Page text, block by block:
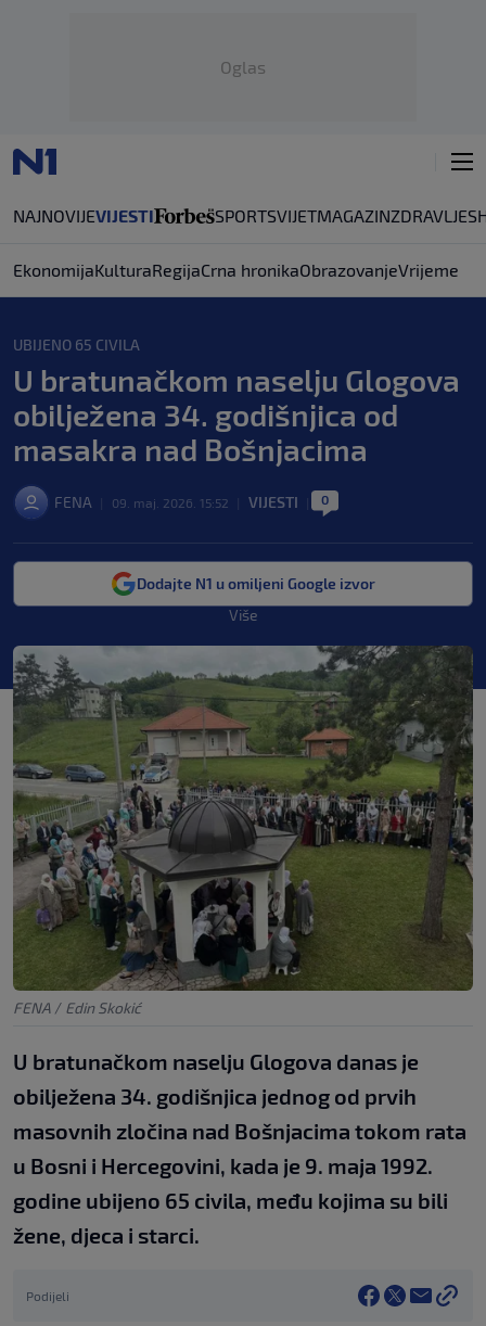
Oglas
NAJNOVIJEVIJESTI SPORTSVIJETMAGAZINZDRAVLJE
EkonomijaKulturaRegijaCrna hronikaObrazovanjeVrijeme
UBIJENO 65 CIVILA
U bratunačkom naselju Glogova
obilježena 34. godišnjica od
masakra nad Bošnjacima
FENA 09. maj. 2026. 15:52 VIJESTI 0
Dodajte N1 u omiljeni Google izvor
Više
FENA / Edin Skokić
U bratunačkom naselju Glogova danas je
obilježena 34. godišnjica jednog od prvih
masovnih zločina nad Bošnjacima tokom rata
u Bosni i Hercegovini, kada je 9. maja 1992.
godine ubijeno 65 civila, među kojima su bili
žene, djeca i starci.
Podijeli